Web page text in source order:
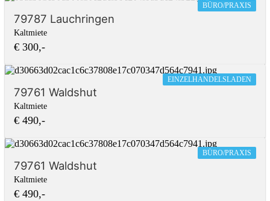
BÜRO/PRAXIS
79787 Lauchringen
Kaltmiete
€ 300,-
EINZELHANDELSLADEN
79761 Waldshut
Kaltmiete
€ 490,-
BÜRO/PRAXIS
79761 Waldshut
Kaltmiete
€ 490,-